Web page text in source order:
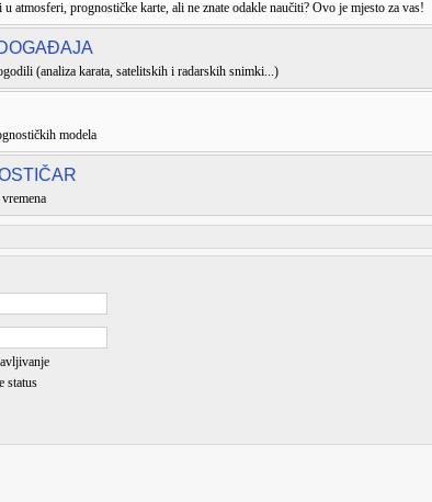
atmosferi, prognostičke karte, ali ne znate odakle naučiti? Ovo je mjesto za vas!
(analiza karata, satelitskih i radarskih snimki...)
modela
status